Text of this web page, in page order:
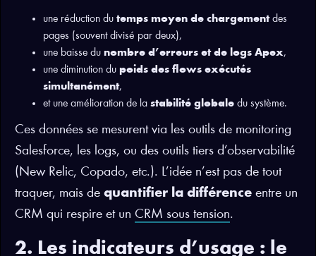
une réduction du temps moyen de chargementdes
pages (souvent divisé par deux),
une baisse du nombre d’erreurs et de logs Apex,
une diminution du poids des flows exécutés
simultanément,
et une amélioration de la stabilité globale du système.
Ces données se mesurent via les outils de monitoring
Salesforce, les logs, ou des outils tiers d’observabilité
(New Relic, Copado, etc.). L’idée n’est pas de tout
traquer, mais de quantifier la différence entre un
CRM qui respire et un CRM sous tension.
2. Les indicateurs d’usage : le